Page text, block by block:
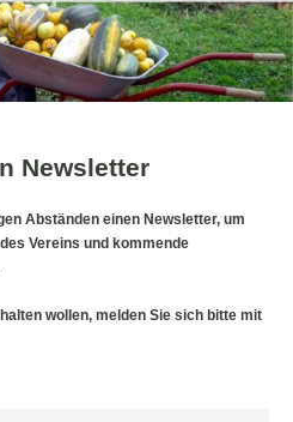
Newsletter
Abständen einen Newsletter, um
Vereins und kommende
wollen, melden Sie sich bitte mit